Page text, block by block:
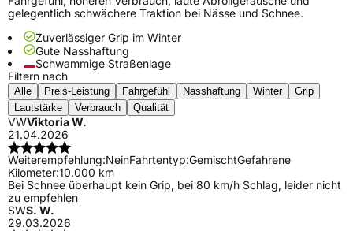
gelegentlich schwächere Traktion bei Nässe und Schnee.
Zuverlässiger Grip im Winter
Gute Nasshaftung
Schwammige Straßenlage
Filtern nach
Alle Preis-Leistung Fahrgefühl Nasshaftung Winter
Grip
Lautstärke
Verbrauch Qualität
VWViktoria W.
21.04.2026
Weiterempfehlung:NeinFahrtentyp:GemischtGefahrene
Kilometer:10.000 km
Bei Schnee überhaupt kein Grip, bei 80 km/h Schlag, leider nicht
zu empfehlen
SWS. W.
29.03.2026